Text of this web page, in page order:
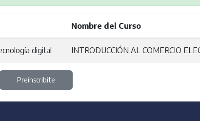
Nombre del Curso
digital INTRODUCCIÓN AL COMERCIO
Preinscribite